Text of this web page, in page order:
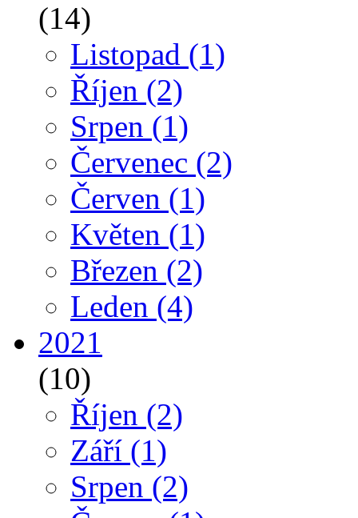
(14)
Listopad (1)
Říjen (2)
Srpen (1)
Červenec (2)
Červen (1)
Květen (1)
Březen (2)
Leden (4)
2021
(10)
Říjen (2)
Září (1)
Srpen (2)